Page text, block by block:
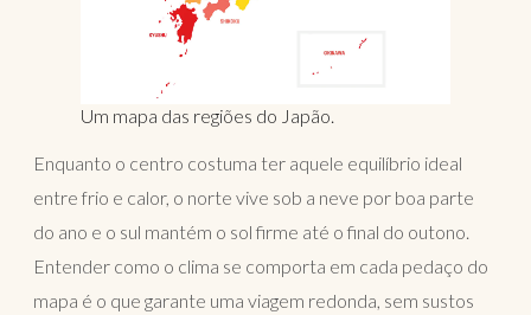
Um mapa das regiões do Japão.
Enquanto o centro costuma ter aquele equilíbrio ideal
entre frio e calor, o norte vive sob a neve por boa parte
do ano e o sul mantém o sol firme até o final do outono.
Entender como o clima se comporta em cada pedaço do
mapa é o que garante uma viagem redonda, sem sustos